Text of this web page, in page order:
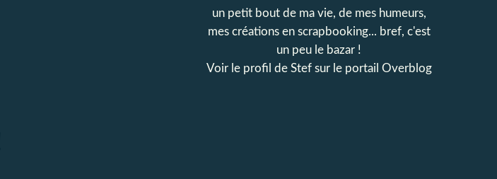
un petit bout de ma vie, de mes humeurs,
mes créations en scrapbooking... bref, c'est
un peu le bazar !
Voir le profil de Stefsur le portail Overblog